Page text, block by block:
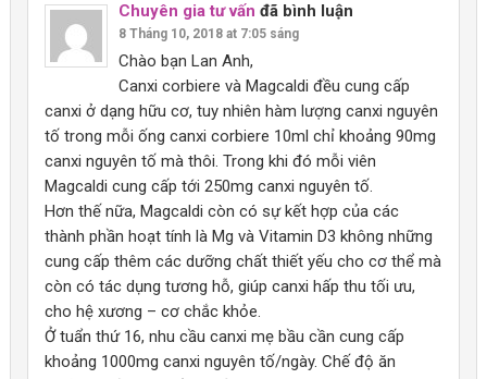
Ngoài ra, những người chơi thể thao, hoạt động thể lực trên
mức trung bình cũng có nhu cầu cao hơn vì hệ xương của họ
phải chịu đựng chu chuyển và phục hồi ở mức cao hơn. Họ
cũng mất nhiều nước hơn do ra mồ hôi, điều nàu cũng làm
tăng mất canxi. Ở người lớn, nhu cầu canxi mỗi ngày tăng
khoảng 20% để hỗ trợ xương trường thành. Phụ nữ bị mất
canxi nhiều hơn qua chu kỳ kinh nguyệt, người có chế độ ăn
kiêng khem cung cấp ít canxi… Hầu hết những trường hợp
này đểu nên bổ sung thêm canxi từ sản phẩm bổ sung
chuyên biệt mỗi ngày.
Canxi có vai trò quan trọng như vậy nhưng cơ thể chúng ta không
thể tự tổng hợp được mà phải lấy từ thức ăn, thuốc uống bên
ngoài. Thực phẩm có cung cấp lượng canxi dồi dào (một số thực
phẩm cung cấp canxi với hàm lượng cao có thể kể tới như: Tôm,
Mật độ xương , chống loãng xương
3) Hàm lượng & liều dùng thuận tiện
Mỗi viên Magcaldi chứa 250mg canxi nguyên tố– mức hàm
lượng được nghiên cứu làtối ưu cho hấp thuvà tính toán liều
lượng bổ sung phù hợp . Với liều lượng này:
Cơ thể hấp thu canxi hiệu quả nhất, không bị quá tải.
Dễ dàng tính toán, chia nhỏ liều phù hợp cho từng giai đoạn
hoặc từng đối tượng (trẻ em, phụ nữ mang thai, người lớn
tuổi).
Hạn chế được tình trạng cản trở hấp thu
khoáng chất khác, vốn thường xảy ra khi uống trên 300mg
canxi nguyên tố/lần.
Chuyên gia tư vấn đã bình luận
8 Tháng 10, 2018 at 7:05 sáng
Chào bạn Lan Anh,
Canxi corbiere và Magcaldi đều cung cấp
canxi ở dạng hữu cơ, tuy nhiên hàm lượng canxi nguyên
tố trong mỗi ống canxi corbiere 10ml chỉ khoảng 90mg
canxi nguyên tố mà thôi. Trong khi đó mỗi viên
Magcaldi cung cấp tới 250mg canxi nguyên tố.
Hơn thế nữa, Magcaldi còn có sự kết hợp của các
thành phần hoạt tính là Mg và Vitamin D3 không những
cung cấp thêm các dưỡng chất thiết yếu cho cơ thể mà
còn có tác dụng tương hỗ, giúp canxi hấp thu tối ưu,
cho hệ xương – cơ chắc khỏe.
Ở tuẩn thứ 16, nhu cầu canxi mẹ bầu cần cung cấp
khoảng 1000mg canxi nguyên tố/ngày. Chế độ ăn